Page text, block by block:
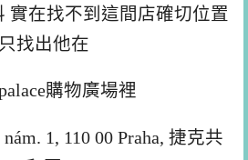
實在找不到這間店確切位置
只找出他在
購物廣場裡
1, 110 00 Praha, 捷克共